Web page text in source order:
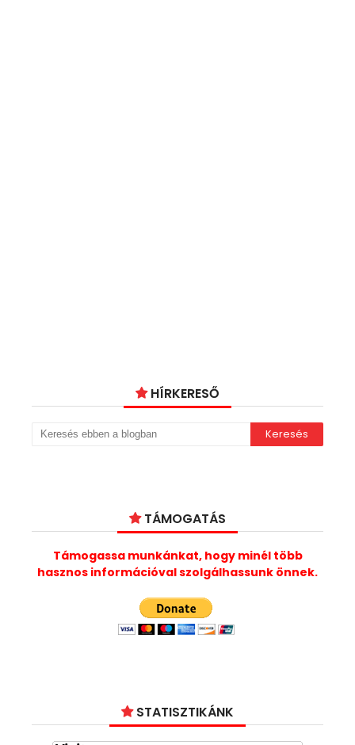
HÍRKERESŐ
TÁMOGATÁS
Támogassa munkánkat, hogy minél több
hasznos információval szolgálhassunk önnek.
STATISZTIKÁNK